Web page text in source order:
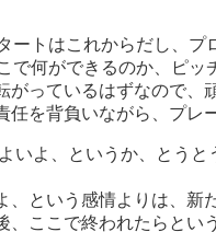
トはこれからだし、
何ができるのか、ピ
っているはずなので
を背負いながら、プレ
よ、というか、とう
という感情よりは、
ここで終われたらとい